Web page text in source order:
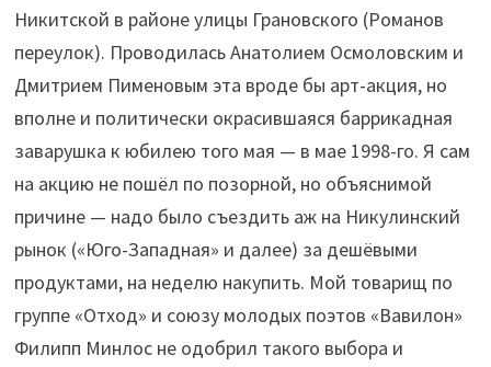
Никитской в районе улицы Грановского (Романов
переулок). Проводилась Анатолием Осмоловским и
Дмитрием Пименовым эта вроде бы арт-акция, но
вполне и политически окрасившаяся баррикадная
заварушка к юбилею того мая — в мае 1998-го. Я сам
на акцию не пошёл по позорной, но объяснимой
причине — надо было съездить аж на Никулинский
рынок («Юго-Западная» и далее) за дешёвыми
продуктами, на неделю накупить. Мой товарищ по
группе «Отход» и союзу молодых поэтов «Вавилон»
Филипп Минлос не одобрил такого выбора и